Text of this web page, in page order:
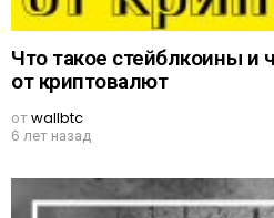
Что такое стейблкоины и
от криптовалют
отwallbtc
6 лет назад